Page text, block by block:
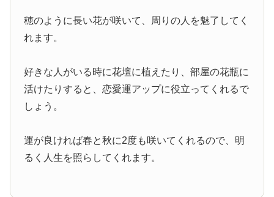
穂のように長い花が咲いて、周りの人を魅了してく
れます。
好きな人がいる時に花壇に植えたり、部屋の花瓶に
活けたりすると、恋愛運アップに役立ってくれるで
しょう。
運が良ければ春と秋に2度も咲いてくれるので、明
るく人生を照らしてくれます。